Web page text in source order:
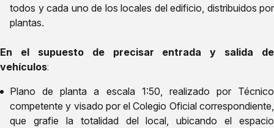
todos y cada uno de los locales del edificio, distribuidos por
plantas.
En el supuesto de precisar entrada y salida de
vehículos:
Plano de planta a escala 1:50, realizado por Técnico
competente y visado por el Colegio Oficial correspondiente,
que grafie la totalidad del local, ubicando el espacio